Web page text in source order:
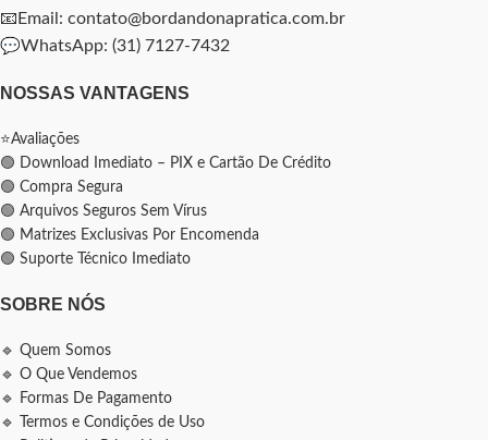
📧Email: contato@bordandonapratica.com.br
💬WhatsApp: (31) 7127-7432
NOSSAS VANTAGENS
⭐Avaliações
🟢 Download Imediato – PIX e Cartão De Crédito
🟢 Compra Segura
🟢 Arquivos Seguros Sem Vírus
🟢 Matrizes Exclusivas Por Encomenda
🟢 Suporte Técnico Imediato
SOBRE NÓS
🔹 Quem Somos
🔹 O Que Vendemos
🔹 Formas De Pagamento
🔹 Termos e Condições de Uso